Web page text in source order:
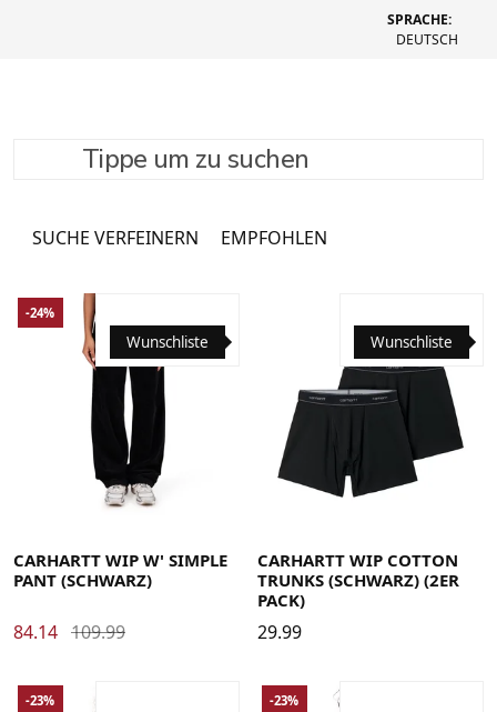
SPRACHE:
DEUTSCH
Tippe um zu suchen
Socken3761 Produkte
SUCHE VERFEINERN EMPFOHLEN
Wunschliste
-24%
CARHARTT WIP W' SIMPLE
PANT (SCHWARZ)
84.14 109.99
Wunschliste
CARHARTT WIP COTTON
TRUNKS (SCHWARZ) (2ER
PACK)
29.99
-23% -23%